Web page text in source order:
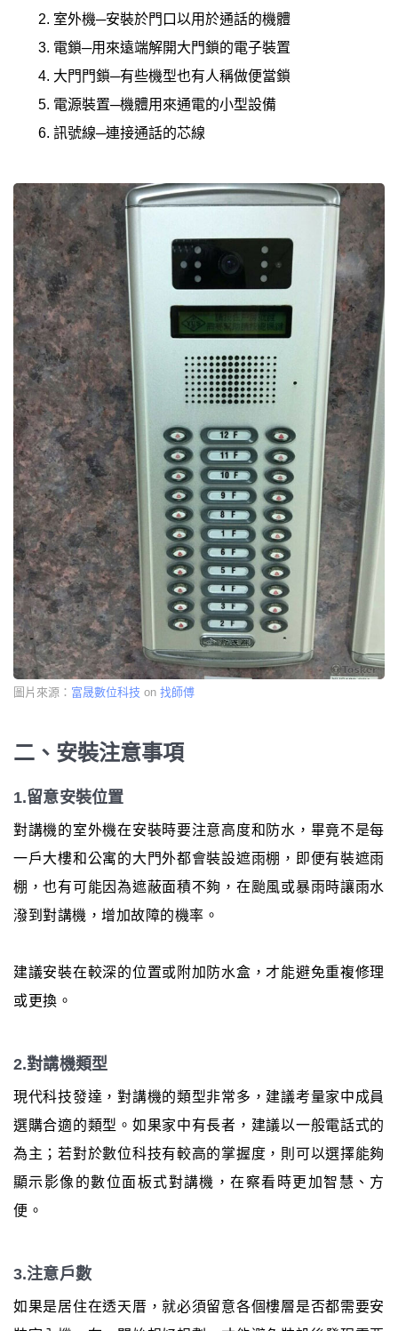
室外機─安裝於門口以用於通話的機體
電鎖─用來遠端解開大門鎖的電子裝置
大門門鎖─有些機型也有人稱做便當鎖
電源裝置─機體用來通電的小型設備
訊號線─連接通話的芯線
圖片來源： 富晟數位科技 on 找師傅
二、安裝注意事項
1.留意安裝位置
對講機的室外機在安裝時要注意高度和防水，畢竟不是每
一戶大樓和公寓的大門外都會裝設遮雨棚，即便有裝遮雨
棚，也有可能因為遮蔽面積不夠，在颱風或暴雨時讓雨水
潑到對講機，增加故障的機率。
建議安裝在較深的位置或附加防水盒，才能避免重複修理
或更換。
2.對講機類型
現代科技發達，對講機的類型非常多，建議考量家中成員
選購合適的類型。如果家中有長者，建議以一般電話式的
為主；若對於數位科技有較高的掌握度，則可以選擇能夠
顯示影像的數位面板式對講機，在察看時更加智慧、方
便。
3.注意戶數
如果是居住在透天厝，就必須留意各個樓層是否都需要安